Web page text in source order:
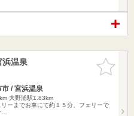
お気に入
りに追加
浜温泉
/ 宮浜温泉
大野浦駅1.83km
ーまでお車にて約１５分、フェリーで